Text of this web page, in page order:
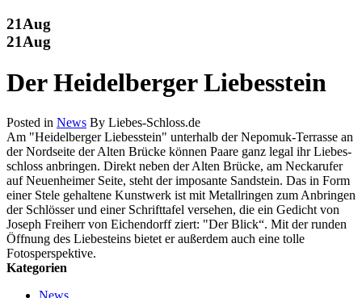
21Aug
21Aug
Der Heidelberger Liebesstein
Posted in News By Liebes-Schloss.de
Am "Heidelberger Liebesstein" unterhalb der Nepomuk-Terrasse an
der Nordseite der Alten Brücke können Paare ganz legal ihr Liebes-
schloss anbringen. Direkt neben der Alten Brücke, am Neckarufer
auf Neuenheimer Seite, steht der imposante Sandstein. Das in Form
einer Stele gehaltene Kunstwerk ist mit Metallringen zum Anbringen
der Schlösser und einer Schrifttafel versehen, die ein Gedicht von
Joseph Freiherr von Eichendorff ziert: "Der Blick“. Mit der runden
Öffnung des Liebesteins bietet er außerdem auch eine tolle
Fotosperspektive.
Kategorien
News